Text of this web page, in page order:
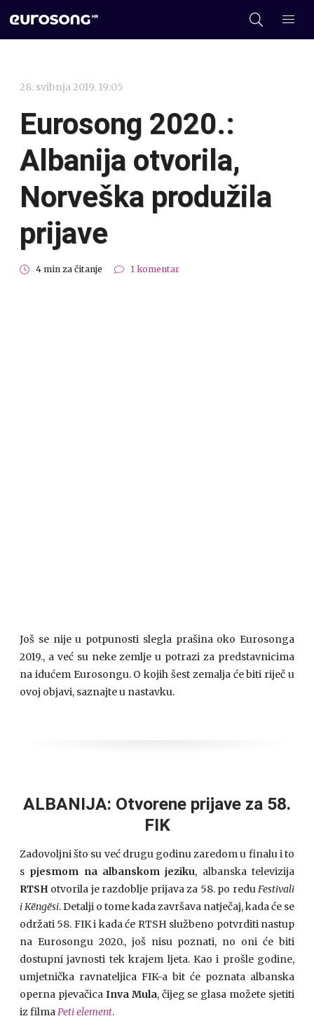
28. svibnja 2019. 19:05
Eurosong 2020.:
Albanija otvorila,
Norveška produžila
prijave
4 min za čitanje 1 komentar
Još se nije u potpunosti slegla prašina oko Eurosonga
2019., a već su neke zemlje u potrazi za predstavnicima
na idućem Eurosongu. O kojih šest zemalja će biti riječ u
ovoj objavi, saznajte u nastavku.
ALBANIJA: Otvorene prijave za 58.
FIK
Zadovoljni što su već drugu godinu zaredom u finalu i to
s pjesmom na albanskom jeziku, albanska televizija
RTSH otvorila je razdoblje prijava za 58. po reduFestivali
i Këngësi. Detalji o tome kada završava natječaj, kada će se
održati 58. FIK i kada će RTSH službeno potvrditi nastup
na Eurosongu 2020., još nisu poznati, no oni će biti
dostupni javnosti tek krajem ljeta. Kao i prošle godine,
umjetnička ravnateljica FIK-a bit će poznata albanska
operna pjevačica Inva Mula, čijeg se glasa možete sjetiti
iz filmaPeti element.